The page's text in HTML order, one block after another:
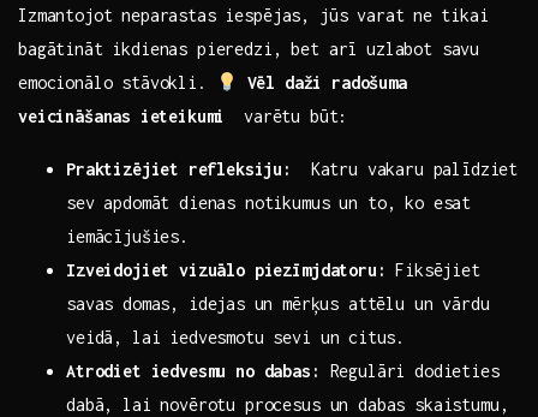
Izmantojot neparastas iespējas, jūs varat⁣ ne⁤ tikai
bagātināt ​ikdienas ‍pieredzi, bet arī uzlabot savu
emocionālo stāvokli. ⁣
Vēl daži radošuma
veicināšanas⁣ ieteikumi
​ varētu būt:
Praktizējiet⁤ refleksiju:
‍ Katru vakaru palīdziet
sev apdomāt dienas ‍notikumus un to, ko esat
iemācījušies.
Izveidojiet vizuālo piezīmjdatoru: ⁤Fiksējiet
savas domas, idejas⁤ un⁣ mērķus​ attēlu un‍ vārdu
veidā, lai iedvesmotu ‍sevi un⁤ citus.
Atrodiet iedvesmu​ no dabas:
Regulāri dodieties
‌dabā, lai novērotu procesus un dabas skaistumu,